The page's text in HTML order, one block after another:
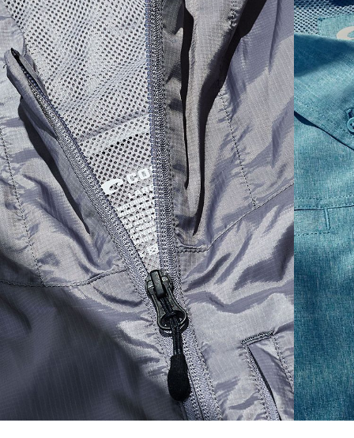
SIZES 1. CHEST 2. HIPS LENGTH 3. SLEEVE LENGTH
S 20 27 3/4 26
M 21 28 3/4 26 1/2
L 22 29 3/4 27
XL 23 30 3/4 27 1/2
2XL 24 31 3/4 28